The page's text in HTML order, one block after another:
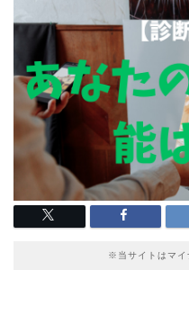
※当サイトはマイ